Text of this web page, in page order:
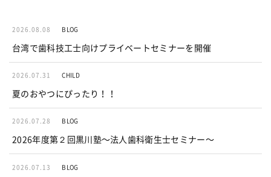
2026.08.08 BLOG
台湾で歯科技工士向けプライベートセミナーを開催
2026.07.31 CHILD
夏のおやつにぴったり！！
2026.07.28 BLOG
2026年度第２回黒川塾〜法人歯科衛生士セミナー〜
2026.07.13 BLOG